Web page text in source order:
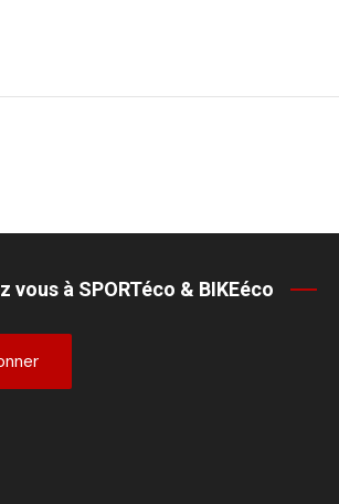
vous à SPORTéco & BIKEéco